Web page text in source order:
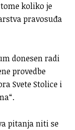
koliko je
pravosuđa
donesen radi
provedbe
Svete Stolice i
pitanja niti se